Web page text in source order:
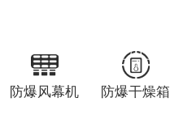
防爆风幕机 防爆干燥箱